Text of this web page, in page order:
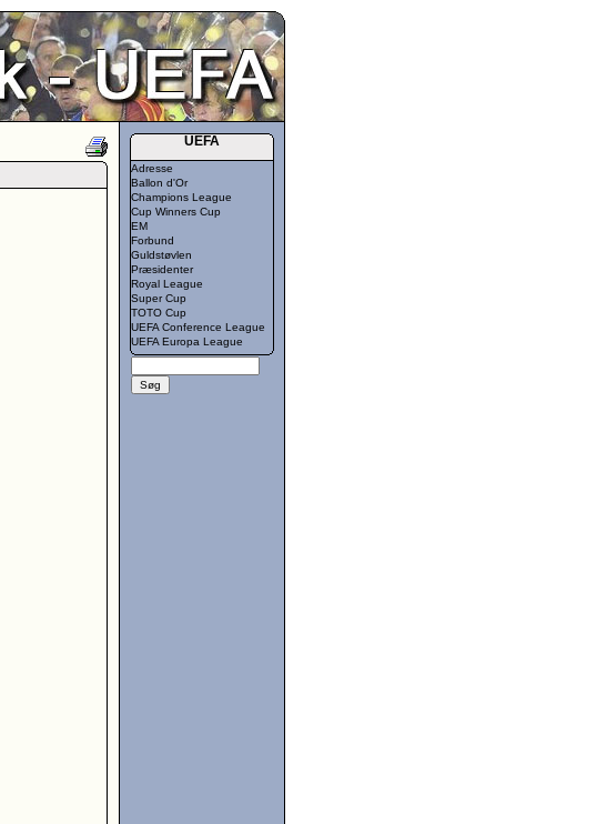
UEFA
Adresse
Ballon d'Or
Champions League
Cup Winners Cup
EM
Forbund
Guldstøvlen
Præsidenter
Royal League
Super Cup
TOTO Cup
UEFA Conference League
UEFA Europa League